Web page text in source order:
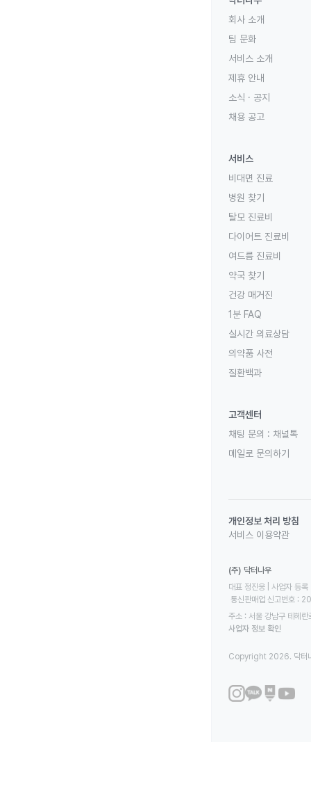
회사 소개
팀 문화
서비스 소개
제휴 안내
소식 · 공지
채용 공고
서비스
비대면 진료
병원 찾기
탈모 진료비
다이어트 진료비
여드름 진료비
약국 찾기
건강 매거진
1분 FAQ
실시간 의료상담
의약품 사전
질환백과
고객센터
채팅 문의 : 채널톡
메일로 문의하기
개인정보 처리 방침
서비스 이용약관
(주) 닥터나우
대표 정진웅 | 사업자
통신판매업 신고번호
주소 : 서울 강남구 테헤
사업자 정보 확인
Copyright 2026. 닥터